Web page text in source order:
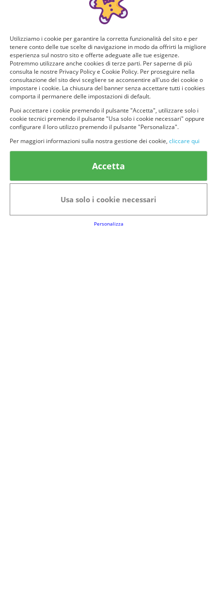
Categorie in evidenza
Alimenti e bevande
Senior
Utilizziamo i cookie per garantire la corretta funzionalità del sito e per
tenere conto delle tue scelte di navigazione in modo da offrirti la migliore
esperienza sul nostro sito e offerte adeguate alle tue esigenze.
Potremmo utilizzare anche cookies di terze parti. Per saperne di più
consulta le nostre Privacy Policy e Cookie Policy. Per proseguire nella
consultazione del sito devi scegliere se acconsentire all'uso dei cookie o
impostare i cookie. La chiusura del banner senza accettare tutti i cookies
comporta il permanere delle impostazioni di default.
Puoi accettare i cookie premendo il pulsante "Accetta", utilizzare solo i
cookie tecnici premendo il pulsante "Usa solo i cookie necessari" oppure
configurare il loro utilizzo premendo il pulsante "Personalizza".
Per maggiori informazioni sulla nostra gestione dei cookie, cliccare qui
Accetta
Usa solo i cookie necessari
Personalizza